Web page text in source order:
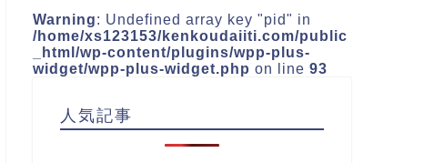
Warning: Undefined array key "pid" in
/home/xs123153/kenkoudaiiti.com/public
_html/wp-content/plugins/wpp-plus-
widget/wpp-plus-widget.php on line 93
人気記事